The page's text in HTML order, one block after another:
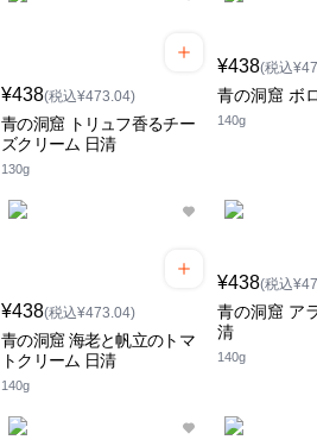
¥438(税込¥473.04)
青の洞窟 トリュフ香るチー
ズクリーム 日清
130g
¥438(税込
青の洞窟 ボ
140g
¥438(税込¥473.04)
青の洞窟 海老と帆立のトマ
トクリーム 日清
140g
¥438(税込
青の洞窟 ア
清
140g